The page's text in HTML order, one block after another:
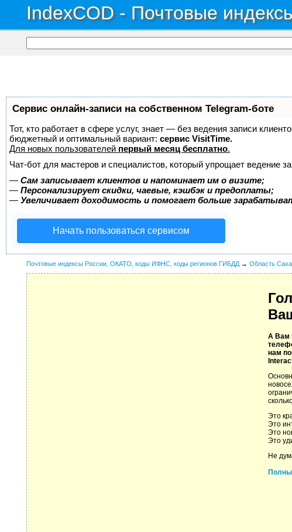
IndexCOD - Почтовые
Сервис онлайн-записи на собственном Telegram-боте
Тот, кто работает в сфере услуг, знает — без ведения записи
бюджетный и оптимальный вариант: сервис VisitTime.
Для новых пользователей первый месяц бесплатно.
Чат-бот для мастеров и специалистов, который упрощает ведение
— Сам записывает клиентов и напоминает им о визите;
— Персонализирует скидки, чаевые, кэшбэк и предоплаты;
— Увеличивает доходимость и помогает больше
Начать пользоваться сервисом
Почтовые индексы России, ОКАТО, коды ИФНС, коды регионов ГИБДД → Область
А Вам
нам
Это
Это
Это
Это
Не